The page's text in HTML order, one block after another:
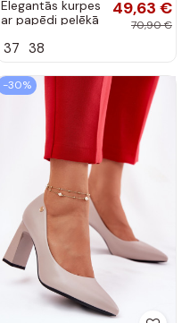
Elegantās kurpes
ar papēdi pelēkā
49,63 €
70,90 €
37 38
-30%